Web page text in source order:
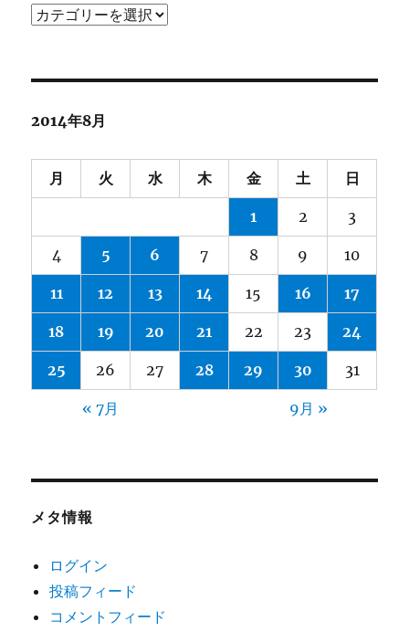
カ
ー
2014年8月
月 火 水 木 金 土 日
1 2 3
4 5 6 7 8 9 10
11 12 13 14 15 16 17
18 19 20 21 22 23 24
25 26 27 28 29 30 31
« 7月 9月 »
メタ情報
ログイン
投稿フィード
コメントフィード